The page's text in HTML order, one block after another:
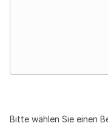
Bitte wählen Sie einen